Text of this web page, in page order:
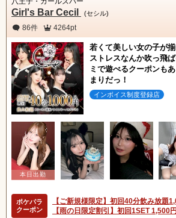
Girl's Bar Cecil (セシル)
86件 4264pt
若くて美しい女の子が
ストレスなんか吹っ飛
ミで遊べるクーポンも
まりだっ！
インボイス制度登録店
ポケパラ
クーポン
【ご新規様限定】初回40分飲み放題
【雨の日限定割引】初回1SET 1,500